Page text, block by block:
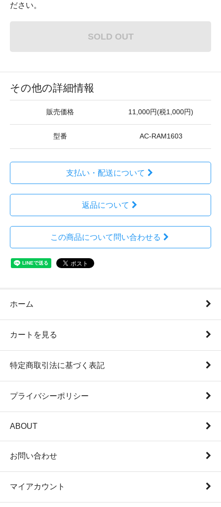
ださい。
SOLD OUT
その他の詳細情報
販売価格 11,000円(税1,000円)
型番 AC-RAM1603
支払い・配送について
返品について
この商品について問い合わせる
ホーム
カートを見る
特定商取引法に基づく表記
プライバシーポリシー
ABOUT
お問い合わせ
マイアカウント